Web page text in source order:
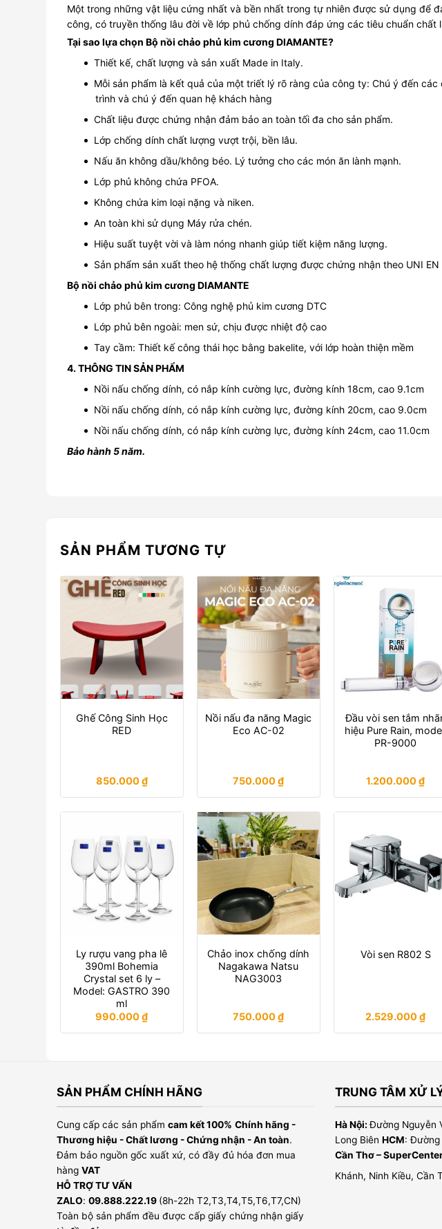
Một trong những vật liệu cứng nhất và bền nhất trong tự nhiên được sử dụng để
công, có truyền thống lâu đời về lớp phủ chống dính đáp ứng các tiêu chuẩn chất
Tại sao lựa chọn Bộ nồi chảo phủ kim cương DIAMANTE?
Thiết kế, chất lượng và sản xuất Made in Italy.
Mỗi sản phẩm là kết quả của một triết lý rõ ràng của công ty: Chú ý đến
trình và chú ý đến quan hệ khách hàng
Chất liệu được chứng nhận đảm bảo an toàn tối đa cho sản phẩm.
Lớp chống dính chất lượng vượt trội, bền lâu.
Nấu ăn không dầu/không béo. Lý tưởng cho các món ăn lành mạnh.
Lớp phủ không chứa PFOA.
Không chứa kim loại nặng và niken.
An toàn khi sử dụng Máy rửa chén.
Hiệu suất tuyệt vời và làm nóng nhanh giúp tiết kiệm năng lượng.
Sản phẩm sản xuất theo hệ thống chất lượng được chứng nhận theo UNI EN
Bộ nồi chảo phủ kim cương DIAMANTE
Lớp phủ bên trong: Công nghệ phủ kim cương DTC
Lớp phủ bên ngoài: men sứ, chịu được nhiệt độ cao
Tay cầm: Thiết kế công thái học bằng bakelite, với lớp hoàn thiện mềm
4. THÔNG TIN SẢN PHẨM
Nồi nấu chống dính, có nắp kính cường lực, đường kính 18cm, cao 9.1cm
Nồi nấu chống dính, có nắp kính cường lực, đường kính 20cm, cao 9.0cm
Nồi nấu chống dính, có nắp kính cường lực, đường kính 24cm, cao 11.0cm
Bảo hành 5 năm.
SẢN PHẨM TƯƠNG TỰ
Ghế Công Sinh Học
RED
850.000₫
Nồi nấu đa năng Magic
Eco AC-02
750.000₫
Đầu vòi sen tắm
hiệu Pure Rain,
PR-9000
1.200.000₫
Ly rượu vang pha lê
390ml Bohemia
Crystal set 6 ly –
Model: GASTRO 390
ml
990.000₫
Chảo inox chống dính
Nagakawa Natsu
NAG3003
750.000₫
Vòi sen R802 S
2.529.000₫
SẢN PHẨM CHÍNH HÃNG
Cung cấp các sản phẩm cam kết 100% Chính hãng -
Thương hiệu - Chất lương - Chứng nhận - An toàn.
Đảm bảo nguồn gốc xuất xứ, có đầy đủ hóa đơn mua
hàng VAT
HỖ TRỢ TƯ VẤN
ZALO: 09.888.222.19 (8h-22h T2,T3,T4,T5,T6,T7,CN)
Toàn bộ sản phẩm đều được cấp giấy chứng nhận giấy
TRUNG TÂM XỬ
Hà Nội:Đường Nguyễn
Long BiênHCM: Đường
Cần Thơ –
Khánh, Ninh Kiều, Cần